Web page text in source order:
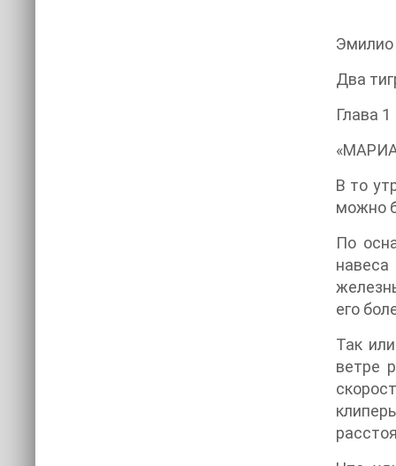
Эмилио
Два
Глава 1
В то
можно
По
его
Так
ветре